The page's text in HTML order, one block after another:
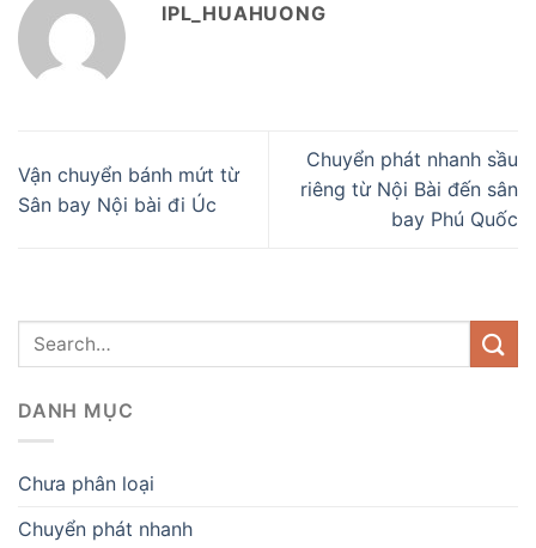
IPL_HUAHUONG
Vận chuyển bánh mứt từ
Sân bay Nội bài đi Úc
Chuyển phát nhanh sầu
riêng từ Nội Bài đến sân
bay Phú Quốc
DANH MỤC
Chưa phân loại
Chuyển phát nhanh